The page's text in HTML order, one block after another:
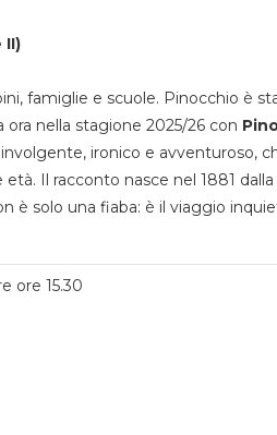
II)
famiglie e scuole. Pinocchio è
nella stagione 2025/26 con
ironico e avventuroso,
Il racconto nasce nel 1881
è solo una fiaba: è il viaggio
ore 15.30